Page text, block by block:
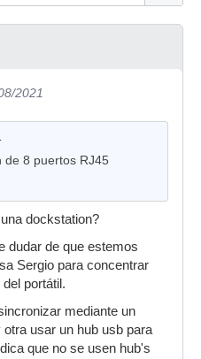
2021
de 8 puertos RJ45
dockstation?
dudar de que estemos
Sergio para concentrar
portátil.
mediante un
usar un hub usb para
que no se usen hub's